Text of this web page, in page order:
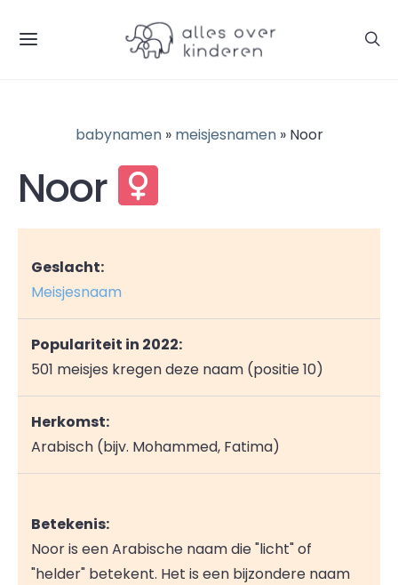
babynamen» meisjesnamen» Noor
Noor
Geslacht:
Meisjesnaam
Populariteit in 2022:
501 meisjes kregen deze naam (positie 10)
Herkomst:
Arabisch (bijv. Mohammed, Fatima)
Betekenis:
Noor is een Arabische naam die "licht" of
"helder" betekent. Het is een bijzondere naam